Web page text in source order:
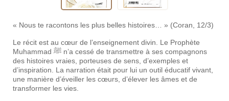
« Nous te racontons les plus belles histoires… » (Coran, 12/3)
Le récit est au cœur de l’enseignement divin. Le Prophète
Muhammad ﷺ n’a cessé de transmettre à ses compagnons
des histoires vraies, porteuses de sens, d’exemples et
d’inspiration. La narration était pour lui un outil éducatif vivant,
une manière d’éveiller les cœurs, d’élever les âmes et de
transformer les vies.